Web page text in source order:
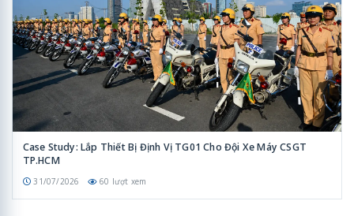
Case Study: Lắp Thiết Bị Định Vị TG01 Cho Đội Xe Máy CSGT
TP.HCM
31/07/2026 60 lượt xem